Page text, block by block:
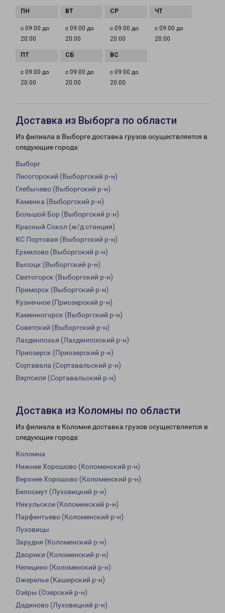
с 09:00 до
20:00
с 09:00 до
20:00
с 09:00 до
20:00
с 09:00 до
20:00
с 09:00 до
20:00
с 09:00 до
20:00
с 09:00 до
20:00
Доставка из Выборга по области
Из филиала в Выборге доставка грузов осуществляется в
следующие города:
Выборг
Лесогорский (Выборгский р-н)
Глебычево (Выборгский р-н)
Каменка (Выборгский р-н)
Большой Бор (Выборгский р-н)
Красный Сокол (ж/д станция)
КС Портовая (Выборгский р-н)
Ермилово (Выборгский р-н)
Высоцк (Выборгский р-н)
Светогорск (Выборгский р-н)
Приморск (Выборгский р-н)
Кузнечное (Приозерский р-н)
Каменногорск (Выборгский р-н)
Советский (Выборгский р-н)
Лахденпохья (Лахденпохский р-н)
Приозерск (Приозерский р-н)
Сортавала (Сортавальский р-н)
Вяртсиля (Сортавальский р-н)
Доставка из Коломны по области
Из филиала в Коломне доставка грузов осуществляется в
следующие города:
Коломна
Нижнее Хорошово (Коломенский р-н)
Верхнее Хорошово (Коломенский р-н)
Белоомут (Луховицкий р-н)
Никульское (Коломенский р-н)
Парфентьево (Коломенский р-н)
Луховицы
Зарудня (Коломенский р-н)
Дворики (Коломенский р-н)
Непецино (Коломенский р-н)
Ожерелье (Каширский р-н)
Озёры (Озерский р-н)
Дединово (Луховицкий р-н)